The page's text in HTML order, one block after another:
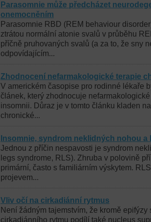
Parasomnie může předcházet
onemocněním
Parasomnie RBD (REM behaviour
ztrátou normální atonie svalů v průběhu
příčně pruhovaných svalů (a za to, že sny
odpovídajícím...
Zhodnocení nefarmakologické terapie
V americkém časopise pro rodinné lékaře
článek, který zhodnocuje
insomnii. Důraz je v tomto článku kladen
chronické...
Insomnie, syndrom neklidných nohou a
Jednou z příčin nespavosti je syndrom
legs syndrome, RLS). Zhruba v polovině
primární, často s familiárním výskytem.
projevem...
Vliv očí na cirkadiánní rytmus
Není žádným tajemstvím, že kromě epifýzy
cirkadiánního rytmu podílí také nucleus